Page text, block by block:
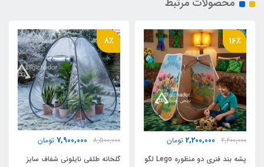
جنس کف
کف ضخیم تفلون برزنت
اقلام همراه
کیف حمل مخصوص بنددار کوله ای
وزن
2500 گرم
16٪
2,600,000
2,200,000 تومان
پشه بند فنری دو منظوره Lego لگو
8٪
8,500,000
7,900,000 تومان
گلخانه طلقی نایلونی شفاف سایز